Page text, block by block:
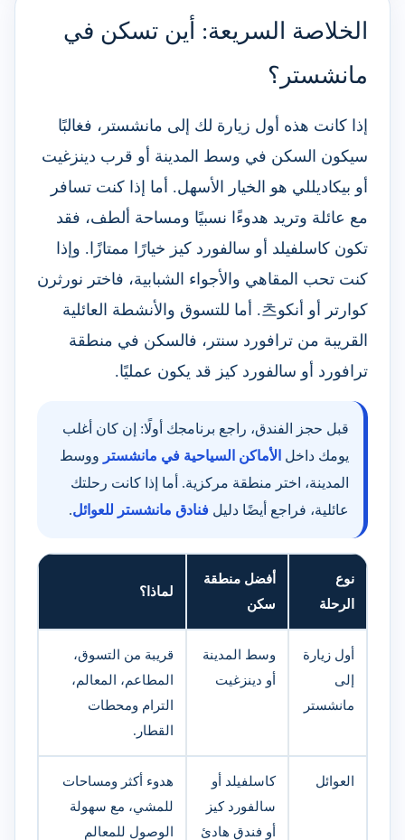
الخلاصة السريعة: أين تسكن في
مانشستر؟
إذا كانت هذه أول زيارة لك إلى مانشستر، فغالبًا
سيكون السكن في وسط المدينة أو قرب دينزغيت
أو بيكاديللي هو الخيار الأسهل. أما إذا كنت تسافر
مع عائلة وتريد هدوءًا نسبيًا ومساحة ألطف، فقد
تكون كاسلفيلد أو سالفورد كيز خيارًا ممتازًا. وإذا
كنت تحب المقاهي والأجواء الشبابية، فاختر نورثرن
كوارتر أو أنكو츠. أما للتسوق والأنشطة العائلية
القريبة من ترافورد سنتر، فالسكن في منطقة
ترافورد أو سالفورد كيز قد يكون عمليًا.
قبل حجز الفندق، راجع برنامجك أولًا: إن كان أغلب
يومك داخل الأماكن السياحية في مانشستر ووسط
المدينة، اختر منطقة مركزية. أما إذا كانت رحلتك
عائلية، فراجع أيضًا دليل فنادق مانشستر للعوائل.
نوع
الرحلة
أفضل منطقة
سكن
لماذا؟
أول زيارة
إلى
مانشستر
وسط المدينة
أو دينزغيت
قريبة من التسوق،
المطاعم، المعالم،
الترام ومحطات
القطار.
العوائل
كاسلفيلد أو
سالفورد كيز
أو فندق هادئ
هدوء أكثر ومساحات
للمشي، مع سهولة
الوصول للمعالم